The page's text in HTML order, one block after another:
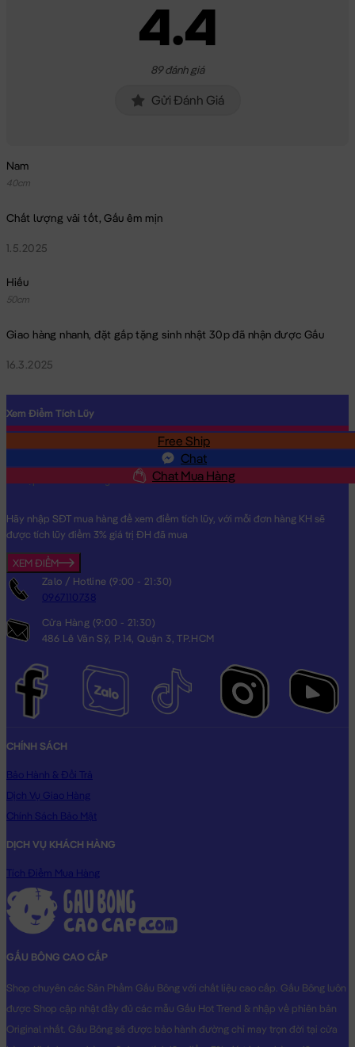
4.4
89 đánh giá
Gửi Đánh Giá
Nam
40cm
Chất lượng vải tốt, Gấu êm mịn
1.5.2025
Hiếu
50cm
Giao hàng nhanh, đặt gấp tặng sinh nhật 30p đã nhận được Gấu
16.3.2025
Free Ship
Chat
Chat Mua Hàng
Xem Điểm Tích Lũy
Hãy nhập SĐT mua hàng để xem điểm tích lũy, với mỗi đơn hàng KH sẽ
được tích lũy điểm 3% giá trị ĐH đã mua
XEM ĐIỂM
Zalo / Hotline (9:00 - 21:30)
0967110738
Cửa Hàng (9:00 - 21:30)
486 Lê Văn Sỹ, P.14, Quận 3, TP.HCM
CHÍNH SÁCH
Bảo Hành & Đổi Trả
Dịch Vụ Giao Hàng
Chính Sách Bảo Mật
DỊCH VỤ KHÁCH HÀNG
Tích Điểm Mua Hàng
GẤU BÔNG CAO CẤP
Shop chuyên các Sản Phẩm Gấu Bông với chất liệu cao cấp. Gấu Bông luôn
được Shop cập nhật đầy đủ các mẫu Gấu Hot Trend & nhập về phiên bản
Original nhất. Gấu Bông sẽ được bảo hành đường chỉ may trọn đời tại cửa